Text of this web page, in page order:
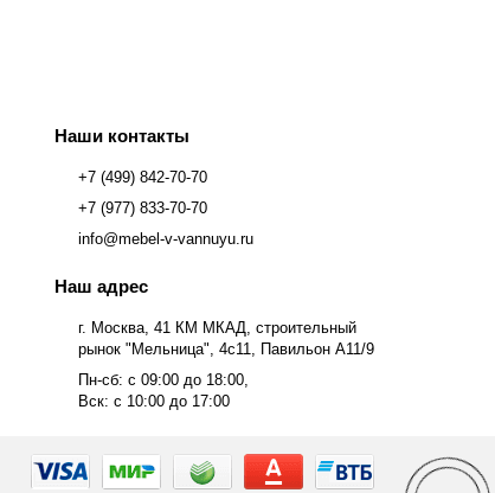
Наши контакты
+7 (499) 842-70-70
+7 (977) 833-70-70
info@mebel-v-vannuyu.ru
Наш адрес
г. Москва, 41 КМ МКАД, строительный
рынок "Мельница", 4с11, Павильон А11/9
Пн-сб: с 09:00 до 18:00,
Вск: с 10:00 до 17:00